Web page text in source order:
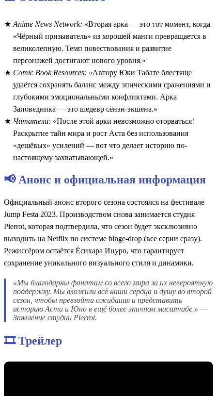
Anime News Network: «Вторая арка — это тот момент, когда
«Чёрный призыватель» из хорошей манги превращается в
великолепную. Темп повествования и развитие
персонажей достигают нового уровня.»
Comic Book Resources: «Автору Юки Табате блестяще
удаётся сохранять баланс между эпическими сражениями и
глубокими эмоциональными конфликтами. Арка
Заповедника — это шедевр сёнэн-экшена.»
Читатели: «После этой арки невозможно оторваться!
Раскрытие тайн мира и рост Аста без использования
«дешёвых» усилений — вот что делает историю по-
настоящему захватывающей.»
📢 Анонс и официальная информация
Официальный анонс второго сезона состоялся на фестивале
Jump Festa 2023. Производством снова занимается студия
Pierrot, которая подтвердила, что сезон будет эксклюзивно
выходить на Netflix по системе binge-drop (все серии сразу).
Режиссёром остаётся Ёсихара Ицуро, что гарантирует
сохранение уникального визуального стиля и динамики.
«Мы благодарны фанатам со всего мира за их невероятную
поддержку. Мы вложили всё наши сердца и душу во второй
сезон, чтобы превзойти ожидания и представить
историю Аста и Юно в ещё более эпичном масштабе.» —
Заявление студии Pierrot.
🎞️ Трейлер